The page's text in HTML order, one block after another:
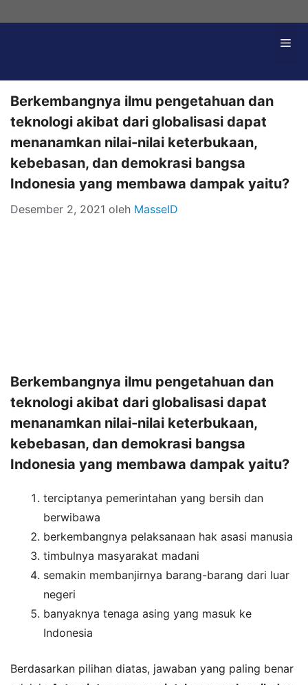
Berkembangnya ilmu pengetahuan dan
teknologi akibat dari globalisasi dapat
menanamkan nilai-nilai keterbukaan,
kebebasan, dan demokrasi bangsa
Indonesia yang membawa dampak yaitu?
Desember 2, 2021 oleh MasseID
Berkembangnya ilmu pengetahuan dan
teknologi akibat dari globalisasi dapat
menanamkan nilai-nilai keterbukaan,
kebebasan, dan demokrasi bangsa
Indonesia yang membawa dampak yaitu?
terciptanya pemerintahan yang bersih dan
berwibawa
berkembangnya pelaksanaan hak asasi manusia
timbulnya masyarakat madani
semakin membanjirnya barang-barang dari luar
negeri
banyaknya tenaga asing yang masuk ke
Indonesia
Berdasarkan pilihan diatas, jawaban yang paling benar